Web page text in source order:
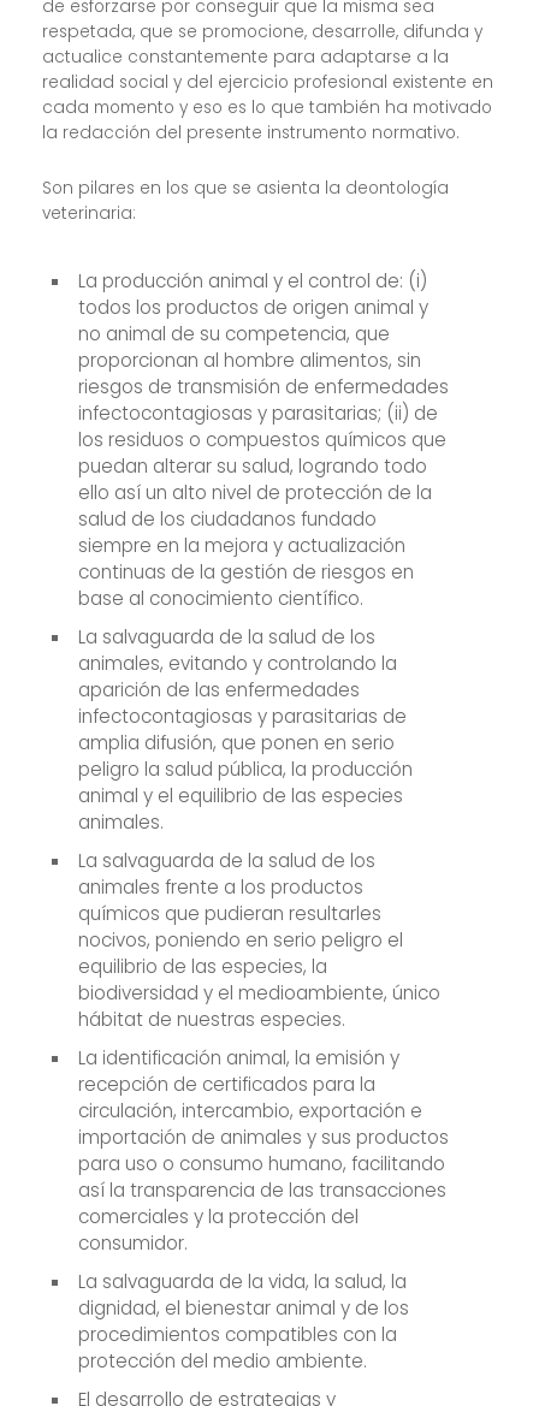
de esforzarse por conseguir que la misma sea
respetada, que se promocione, desarrolle, difunda y
actualice constantemente para adaptarse a la
realidad social y del ejercicio profesional existente en
cada momento y eso es lo que también ha motivado
la redacción del presente instrumento normativo.
Son pilares en los que se asienta la deontología
veterinaria:
La producción animal y el control de: (i)
todos los productos de origen animal y
no animal de su competencia, que
proporcionan al hombre alimentos, sin
riesgos de transmisión de enfermedades
infectocontagiosas y parasitarias; (ii) de
los residuos o compuestos químicos que
puedan alterar su salud, logrando todo
ello así un alto nivel de protección de la
salud de los ciudadanos fundado
siempre en la mejora y actualización
continuas de la gestión de riesgos en
base al conocimiento científico.
La salvaguarda de la salud de los
animales, evitando y controlando la
aparición de las enfermedades
infectocontagiosas y parasitarias de
amplia difusión, que ponen en serio
peligro la salud pública, la producción
animal y el equilibrio de las especies
animales.
La salvaguarda de la salud de los
animales frente a los productos
químicos que pudieran resultarles
nocivos, poniendo en serio peligro el
equilibrio de las especies, la
biodiversidad y el medioambiente, único
hábitat de nuestras especies.
La identificación animal, la emisión y
recepción de certificados para la
circulación, intercambio, exportación e
importación de animales y sus productos
para uso o consumo humano, facilitando
así la transparencia de las transacciones
comerciales y la protección del
consumidor.
La salvaguarda de la vida, la salud, la
dignidad, el bienestar animal y de los
procedimientos compatibles con la
protección del medio ambiente.
El desarrollo de estrategias y